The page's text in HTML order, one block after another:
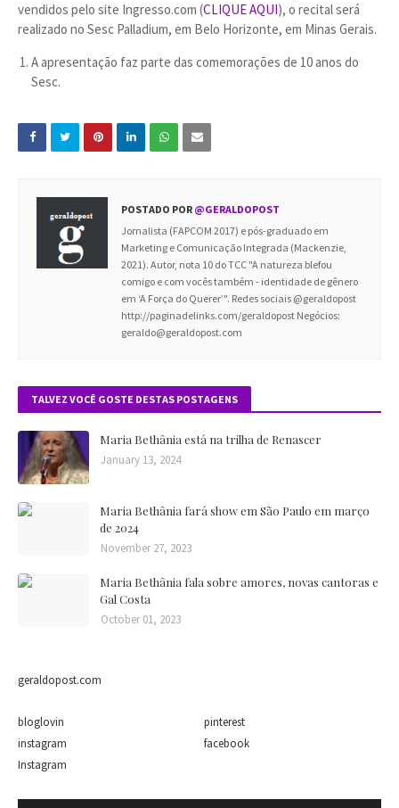
vendidos pelo site Ingresso.com (CLIQUE AQUI), o recital será
realizado no Sesc Palladium, em Belo Horizonte, em Minas Gerais.
A apresentação faz parte das comemorações de 10 anos do
Sesc.
POSTADO POR @GERALDOPOST
Jornalista (FAPCOM 2017) e pós-graduado em
Marketing e Comunicação Integrada (Mackenzie,
2021). Autor, nota 10 do TCC "A natureza blefou
comigo e com vocês também - identidade de gênero
em ‘A Força do Querer’". Redes sociais @geraldopost
http://paginadelinks.com/geraldopost Negócios:
geraldo@geraldopost.com
TALVEZ VOCÊ GOSTE DESTAS POSTAGENS
Maria Bethânia está na trilha de Renascer
January 13, 2024
Maria Bethânia fará show em São Paulo em março
de 2024
November 27, 2023
Maria Bethânia fala sobre amores, novas cantoras e
Gal Costa
October 01, 2023
geraldopost.com
bloglovin
pinterest
instagram
facebook
Instagram